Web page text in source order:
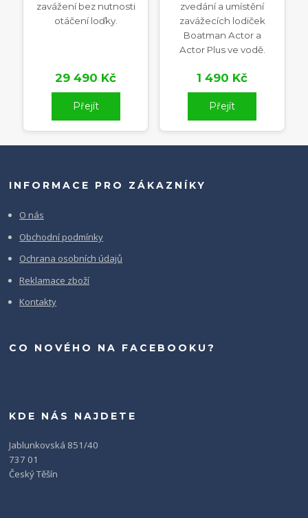
zavážení bez nutnosti
otáčení loďky.
29 490 Kč
Přejít
zvedání a umístění
zavážecích lodiček
Boatman Actor a
Actor Plus ve vodě.
1 490 Kč
Přejít
INFORMACE PRO ZÁKAZNÍKY
O nás
Obchodní podmínky
Ochrana osobních údajů
Reklamace zboží
Kontakty
CO NOVÉHO NA FACEBOOKU?
KDE NÁS NAJDETE
Jablunkovská 851/40
737 01
Český Těšín